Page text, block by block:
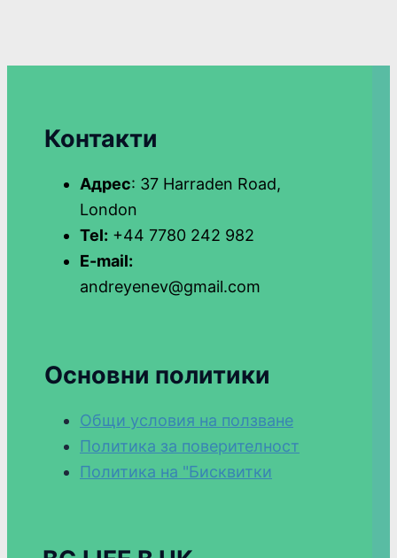
Контакти
Адрес: 37 Harraden Road,
London
Tel: +44 7780 242 982
E-mail:
andreyenev@gmail.com
Основни политики
Общи условия на ползване
Политика за поверителност
Политика на "Бисквитки